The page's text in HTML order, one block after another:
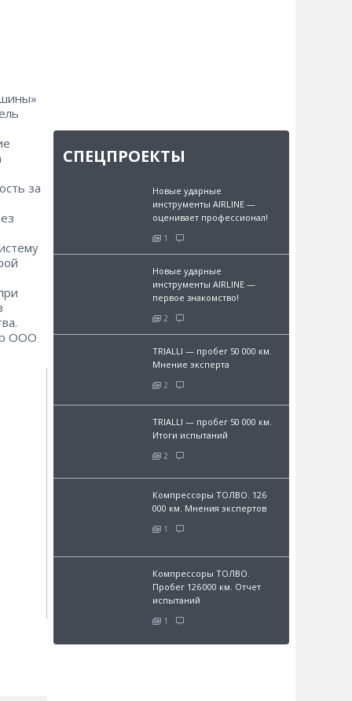
за
ООО
СПЕЦПРОЕКТЫ
Новые ударные
инструменты AIRLINE —
оценивает профессионал!
1
Новые ударные
инструменты AIRLINE —
первое знакомство!
2
TRIALLI — пробег 50 000 км.
Мнение эксперта
2
TRIALLI — пробег 50 000 км.
Итоги испытаний
2
Компрессоры ТОЛВО. 126
000 км. Мнения экспертов
1
Компрессоры ТОЛВО.
Пробег 126 000 км. Отчет
испытаний
1